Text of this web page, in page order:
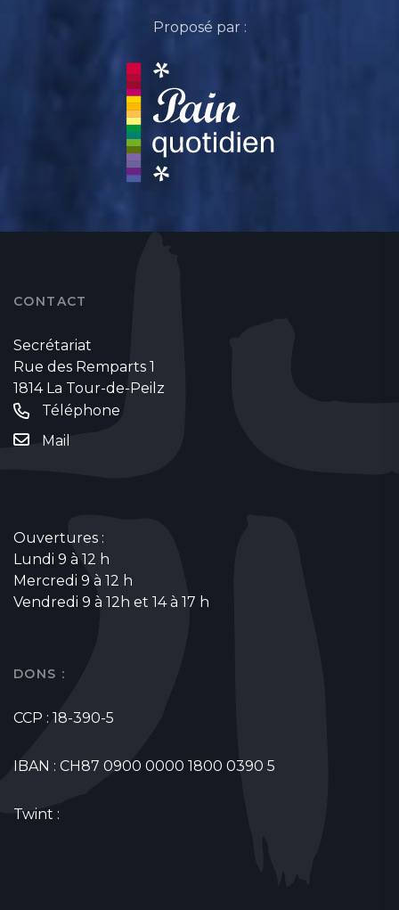
Proposé par :
CONTACT
Secrétariat
Rue des Remparts 1
1814 La Tour-de-Peilz
Téléphone
Mail
Ouvertures :
Lundi 9 à 12 h
Mercredi 9 à 12 h
Vendredi 9 à 12h et 14 à 17 h
DONS :
CCP : 18-390-5
IBAN : CH87 0900 0000 1800 0390 5
Twint :